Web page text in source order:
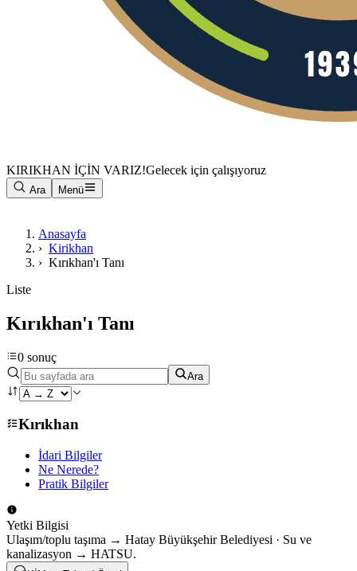
KIRIKHAN İÇİN VARIZ!Gelecek için çalışıyoruz
Ara Menü
Anasayfa
› Kirikhan
› Kırıkhan'ı Tanı
Liste
Kırıkhan'ı Tanı
0 sonuç
Ara
Kırıkhan
İdari Bilgiler
Ne Nerede?
Pratik Bilgiler
Yetki Bilgisi
Ulaşım/toplu taşıma → Hatay Büyükşehir Belediyesi · Su ve
kanalizasyon → HATSU.